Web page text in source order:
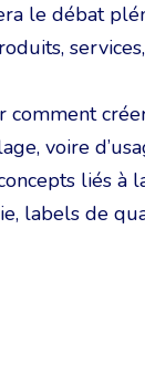
le débat
comment
voire
liés à
labels de